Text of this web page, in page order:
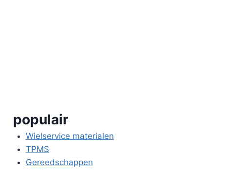
populair
Wielservice materialen
TPMS
Gereedschappen